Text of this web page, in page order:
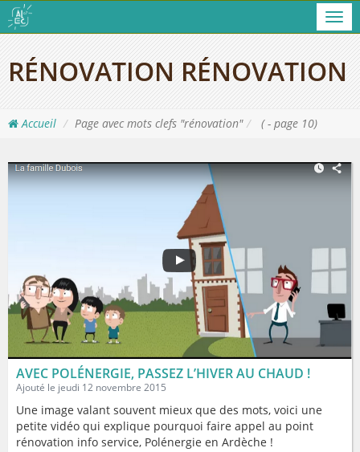
RÉNOVATION RÉNOVATION
Accueil Page avec mots clefs "rénovation" ( - page 10)
AVEC POLÉNERGIE, PASSEZ L’HIVER AU CHAUD !
Ajouté le jeudi 12 novembre 2015
Une image valant souvent mieux que des mots, voici une
petite vidéo qui explique pourquoi faire appel au point
rénovation info service, Polénergie en Ardèche !